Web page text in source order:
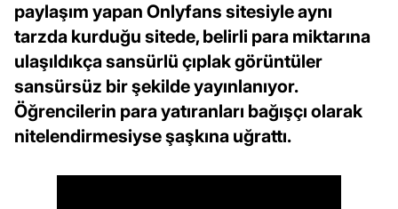
paylaşım yapan Onlyfans sitesiyle aynı
tarzda kurduğu sitede, belirli para miktarına
ulaşıldıkça sansürlü çıplak görüntüler
sansürsüz bir şekilde yayınlanıyor.
Öğrencilerin para yatıranları bağışçı olarak
nitelendirmesiyse şaşkına uğrattı.